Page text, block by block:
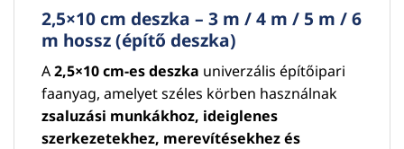
2,5×10 cm deszka – 3 m / 4 m / 5 m / 6
m hossz (építő deszka)
A2,5×10 cm-es deszka univerzális építőipari
faanyag, amelyet széles körben használnak
zsaluzási munkákhoz, ideiglenes
szerkezetekhez, merevítésekhez és